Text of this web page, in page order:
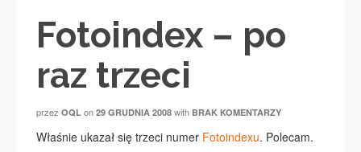
Fotoindex – po
raz trzeci
przez OQL on 29 GRUDNIA 2008 with BRAK KOMENTARZY
Właśnie ukazał się trzeci numer Fotoindexu. Polecam.